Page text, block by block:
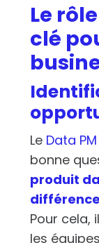
Le
clé
Le Data PM
bonne
produit
différence
Pour cela,
les